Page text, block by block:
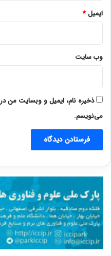
ایمیل*
وب‌ سایت
ذخیره نام، ایمیل و وبسایت من در
می‌نویسم.